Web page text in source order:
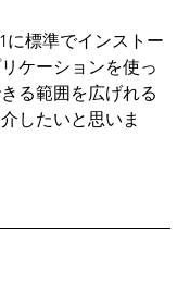
に標準でインストー
ケーションを使っ
る範囲を広げれる
したいと思いま